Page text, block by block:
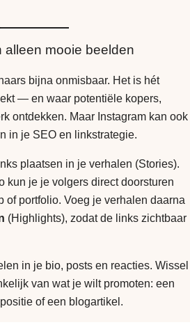
alleen mooie beelden
bijna onmisbaar. Het is hét
— en waar potentiële kopers,
ontdekken. Maar Instagram kan ook
in je SEO en linkstrategie.
plaatsen in je verhalen (Stories).
kun je je volgers direct doorsturen
of portfolio. Voeg je verhalen daarna
(Highlights), zodat de links zichtbaar
in je bio, posts en reacties. Wissel
van wat je wilt promoten: een
of een blogartikel.